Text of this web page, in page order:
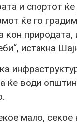
и спортот ќе
ќе го
кон природата,
истакна
ќе води
мало, секое